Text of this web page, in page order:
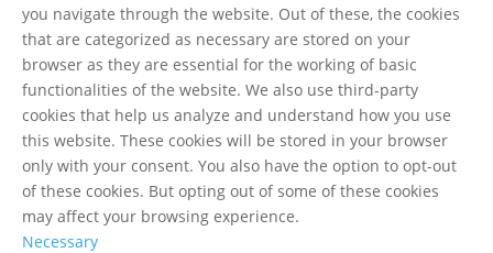
you navigate through the website. Out of these, the cookies
that are categorized as necessary are stored on your
browser as they are essential for the working of basic
functionalities of the website. We also use third-party
cookies that help us analyze and understand how you use
this website. These cookies will be stored in your browser
only with your consent. You also have the option to opt-out
of these cookies. But opting out of some of these cookies
may affect your browsing experience.
Necessary